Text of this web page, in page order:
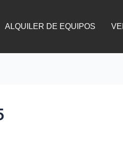
ALQUILER DE EQUIPOS